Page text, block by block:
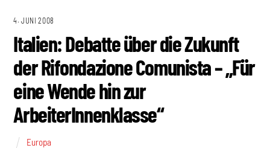
4. JUNI 2008
Italien: Debatte über die Zukunft
der Rifondazione Comunista – „Für
eine Wende hin zur
ArbeiterInnenklasse“
Europa